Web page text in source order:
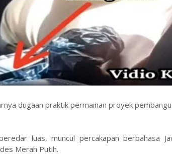
dugaan praktik permainan proyek
luas, muncul percakapan berbahasa
Merah Putih.